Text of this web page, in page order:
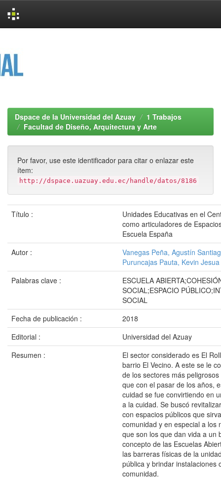
Dspace de la Universidad del Azuay
1 Trabajos
Facultad de Diseño, Arquitectura y Arte
Por favor, use este identificador para citar o enlazar este
ítem:
http://dspace.uazuay.edu.ec/handle/datos/8186
Título :
Unidades Educativas en el
como articuladores de
Escuela España
Autor :
Vanegas Peña, Agustín
Puruncajas Pauta, Kevin Jesua
Palabras clave :
ESCUELA
SOCIAL;ESPACIO
SOCIAL
Fecha de publicación :
2018
Editorial :
Universidad del Azuay
Resumen :
El sector considerado es El
barrio El Vecino. A este se le
de los sectores más
que con el pasar de los años,
cuidad se fue convirtiendo en
a la cuidad. Se buscó
con espacios públicos que
comunidad y en especial a los
que son los que dan vida a un
concepto de las Escuelas
las barreras físicas de la
pública y brindar instalaciones
comunidad.